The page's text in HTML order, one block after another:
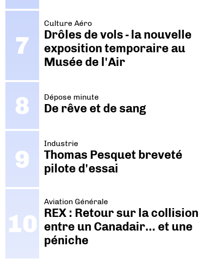
Culture Aéro
Drôles de vols - la nouvelle
exposition temporaire au
Musée de l'Air
Dépose minute
De rêve et de sang
Industrie
Thomas Pesquet breveté
pilote d'essai
Aviation Générale
REX : Retour sur la collision
entre un Canadair… et une
péniche